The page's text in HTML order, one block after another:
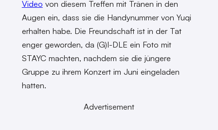
Video von diesem Treffen mit Tränen in den
Augen ein, dass sie die Handynummer von Yuqi
erhalten habe. Die Freundschaft ist in der Tat
enger geworden, da (G)I-DLE ein Foto mit
STAYC machten, nachdem sie die jüngere
Gruppe zu ihrem Konzert im Juni eingeladen
hatten.
Advertisement